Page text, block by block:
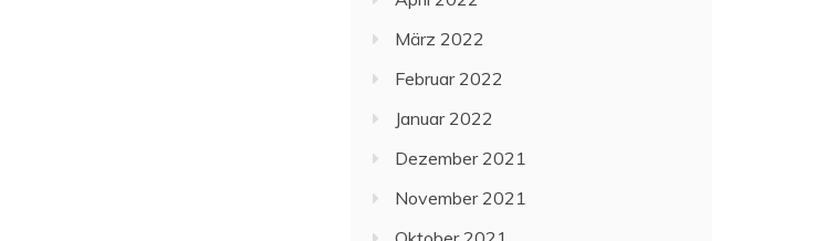
März 2022
Februar 2022
Januar 2022
Dezember 2021
November 2021